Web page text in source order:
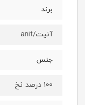
برند
آنیت/anit
جنس
100 درصد نخ